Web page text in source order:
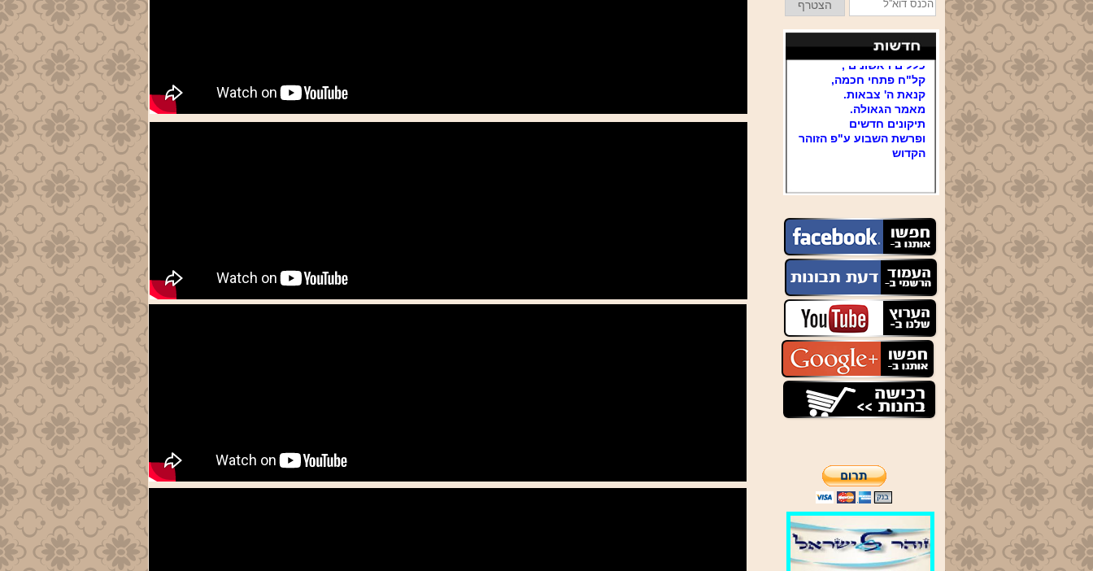
בשיעורים על כל הספרים,
דעת תבונות ,
כללים ראשונים ,
קל"ח פתחי חכמה,
קנאת ה' צבאות.
מאמר הגאולה.
תיקונים חדשים
ופרשת השבוע ע"פ הזוהר
הקדוש
זמני
התפילות
בימות
החול
שחרית-נץ החמה
מנחה- 19:00
ערבית- 20:00
דוא''ל
הצטרף